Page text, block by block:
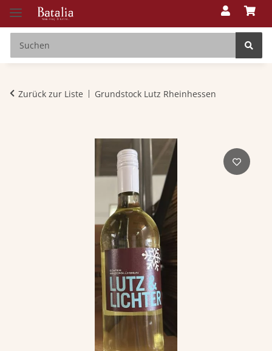
Zurück zur Liste Grundstock Lutz Rheinhessen